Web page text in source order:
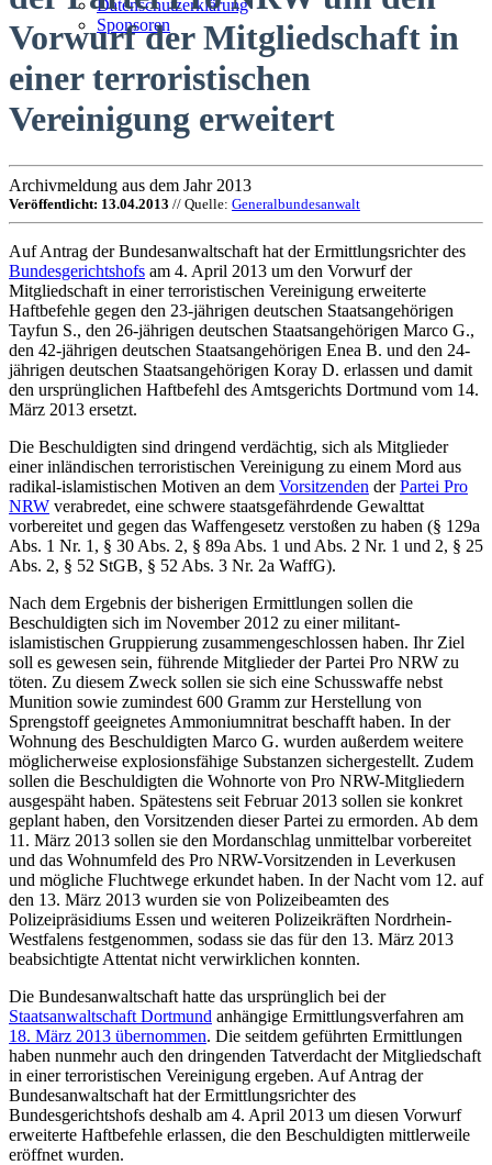
Datenschutzerklärung
Sponsoren
Vorwurf der Mitgliedschaft in
einer terroristischen
Vereinigung erweitert
Archivmeldung aus dem Jahr 2013
Veröffentlicht: 13.04.2013 // Quelle: Generalbundesanwalt
Auf Antrag der Bundesanwaltschaft hat der Ermittlungsrichter des
Bundesgerichtshofs am 4. April 2013 um den Vorwurf der
Mitgliedschaft in einer terroristischen Vereinigung erweiterte
Haftbefehle gegen den 23-jährigen deutschen Staatsangehörigen
Tayfun S., den 26-jährigen deutschen Staatsangehörigen Marco G.,
den 42-jährigen deutschen Staatsangehörigen Enea B. und den 24-
jährigen deutschen Staatsangehörigen Koray D. erlassen und damit
den ursprünglichen Haftbefehl des Amtsgerichts Dortmund vom 14.
März 2013 ersetzt.
Die Beschuldigten sind dringend verdächtig, sich als Mitglieder
einer inländischen terroristischen Vereinigung zu einem Mord aus
radikal-islamistischen Motiven an dem Vorsitzenden derPartei Pro
NRW verabredet, eine schwere staatsgefährdende Gewalttat
vorbereitet und gegen das Waffengesetz verstoßen zu haben (§ 129a
Abs. 1 Nr. 1, § 30 Abs. 2, § 89a Abs. 1 und Abs. 2 Nr. 1 und 2, § 25
Abs. 2, § 52 StGB, § 52 Abs. 3 Nr. 2a WaffG).
Nach dem Ergebnis der bisherigen Ermittlungen sollen die
Beschuldigten sich im November 2012 zu einer militant-
islamistischen Gruppierung zusammengeschlossen haben. Ihr Ziel
soll es gewesen sein, führende Mitglieder der Partei Pro NRW zu
töten. Zu diesem Zweck sollen sie sich eine Schusswaffe nebst
Munition sowie zumindest 600 Gramm zur Herstellung von
Sprengstoff geeignetes Ammoniumnitrat beschafft haben. In der
Wohnung des Beschuldigten Marco G. wurden außerdem weitere
möglicherweise explosionsfähige Substanzen sichergestellt. Zudem
sollen die Beschuldigten die Wohnorte von Pro NRW-Mitgliedern
ausgespäht haben. Spätestens seit Februar 2013 sollen sie konkret
geplant haben, den Vorsitzenden dieser Partei zu ermorden. Ab dem
11. März 2013 sollen sie den Mordanschlag unmittelbar vorbereitet
und das Wohnumfeld des Pro NRW-Vorsitzenden in Leverkusen
und mögliche Fluchtwege erkundet haben. In der Nacht vom 12. auf
den 13. März 2013 wurden sie von Polizeibeamten des
Polizeipräsidiums Essen und weiteren Polizeikräften Nordrhein-
Westfalens festgenommen, sodass sie das für den 13. März 2013
beabsichtigte Attentat nicht verwirklichen konnten.
Die Bundesanwaltschaft hatte das ursprünglich bei der
Staatsanwaltschaft Dortmund anhängige Ermittlungsverfahren am
18. März 2013 übernommen. Die seitdem geführten Ermittlungen
haben nunmehr auch den dringenden Tatverdacht der Mitgliedschaft
in einer terroristischen Vereinigung ergeben. Auf Antrag der
Bundesanwaltschaft hat der Ermittlungsrichter des
Bundesgerichtshofs deshalb am 4. April 2013 um diesen Vorwurf
erweiterte Haftbefehle erlassen, die den Beschuldigten mittlerweile
eröffnet wurden.